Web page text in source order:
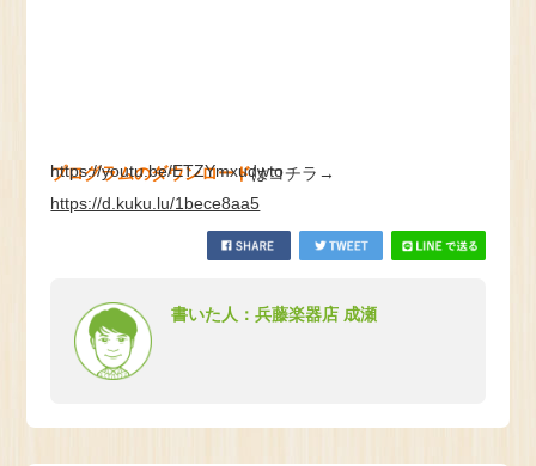
https://youtu.be/ETZYmxudwto
プログラムのダウンロードはコチラ→
https://d.kuku.lu/1bece8aa5
書いた人：兵藤楽器店 成瀬